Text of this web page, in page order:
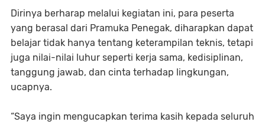
Dirinya berharap melalui kegiatan ini, para peserta
yang berasal dari Pramuka Penegak, diharapkan dapat
belajar tidak hanya tentang keterampilan teknis, tetapi
juga nilai-nilai luhur seperti kerja sama, kedisiplinan,
tanggung jawab, dan cinta terhadap lingkungan,
ucapnya.
“Saya ingin mengucapkan terima kasih kepada seluruh